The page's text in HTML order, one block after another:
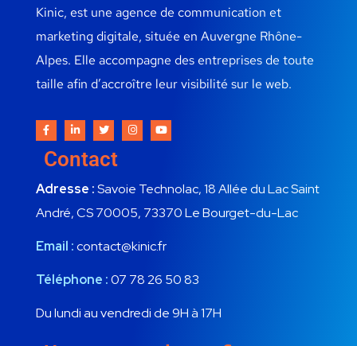
Kinic, est une agence de communication et
marketing digitale, située en Auvergne Rhône-
Alpes. Elle accompagne des entreprises de toute
taille afin d’accroître leur visibilité sur le web.
Contact
Adresse :Savoie Technolac, 18 Allée du Lac Saint
André, CS 70005, 73370 Le Bourget-du-Lac
Email :contact@kinic.fr
Téléphone :07 78 26 50 83
Du lundi au vendredi de 9H à 17H